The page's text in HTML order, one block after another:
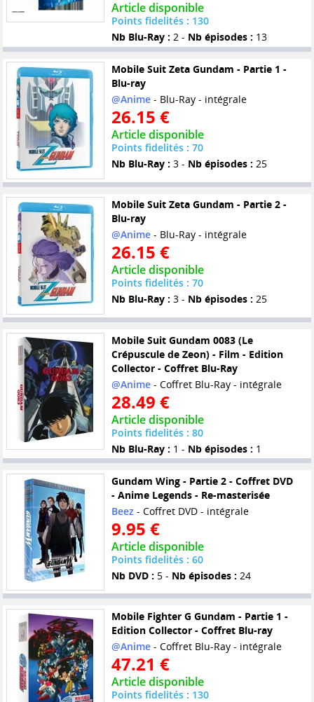
Article disponible
Points fidelités : 130
Nb Blu-Ray : 2 - Nb épisodes : 13
Mobile Suit Zeta Gundam - Partie 1 -
Blu-ray
@Anime- Blu-Ray - intégrale
26.15 €
Article disponible
Points fidelités : 70
Nb Blu-Ray : 3 - Nb épisodes : 25
Mobile Suit Zeta Gundam - Partie 2 -
Blu-ray
@Anime- Blu-Ray - intégrale
26.15 €
Article disponible
Points fidelités : 70
Nb Blu-Ray : 3 - Nb épisodes : 25
Mobile Suit Gundam 0083 (Le
Crépuscule de Zeon) - Film - Edition
Collector - Coffret Blu-Ray
@Anime- Coffret Blu-Ray - intégrale
28.49 €
Article disponible
Points fidelités : 80
Nb Blu-Ray : 1 - Nb épisodes : 1
Gundam Wing - Partie 2 - Coffret DVD
- Anime Legends - Re-masterisée
Beez - Coffret DVD - intégrale
9.95 €
Article disponible
Points fidelités : 60
Nb DVD : 5 - Nb épisodes : 24
Mobile Fighter G Gundam - Partie 1 -
Edition Collector - Coffret Blu-ray
@Anime- Coffret Blu-Ray - intégrale
47.21 €
Article disponible
Points fidelités : 130